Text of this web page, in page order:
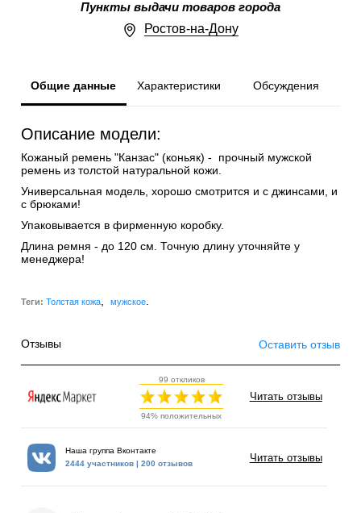
Пункты выдачи товаров города
Ростов-на-Дону
Общие данные Характеристики Обсуждения
Описание модели:
Кожаный ремень "Канзас" (коньяк) - прочный мужской
ремень из толстой натуральной кожи.
Универсальная модель, хорошо смотрится и с джинсами, и
с брюками!
Упаковывается в фирменную коробку.
Длина ремня - до 120 см. Точную длину уточняйте у
менеджера!
Теги: Толстая кожа, мужское.
Отзывы Оставить отзыв
99 откликов
94% положительных
Читать отзывы
Наша группа Вконтакте
2444 участников | 200 отзывов
Читать отзывы